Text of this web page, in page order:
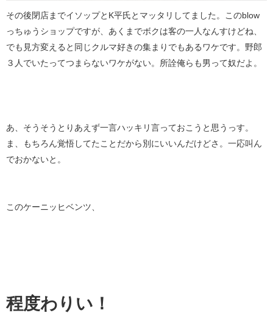
その後閉店までイソップとK平氏とマッタリしてました。このblow
っちゅうショップですが、あくまでボクは客の一人なんすけどね、
でも見方変えると同じクルマ好きの集まりでもあるワケです。野郎
３人でいたってつまらないワケがない。所詮俺らも男って奴だよ。
あ、そうそうとりあえず一言ハッキリ言っておこうと思うっす。
ま、もちろん覚悟してたことだから別にいいんだけどさ。一応叫ん
でおかないと。
このケーニッヒベンツ、
程度わりい！